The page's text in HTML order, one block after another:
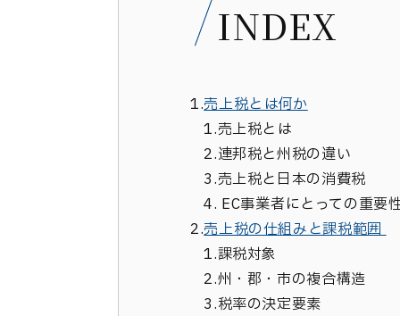
INDEX
1.売上税とは何か
1.売上税とは
2.連邦税と州税の違い
3.売上税と日本の消費税
4. EC事業者にとっての重要
2.売上税の仕組みと課税範囲
1.課税対象
2.州・郡・市の複合構造
3.税率の決定要素